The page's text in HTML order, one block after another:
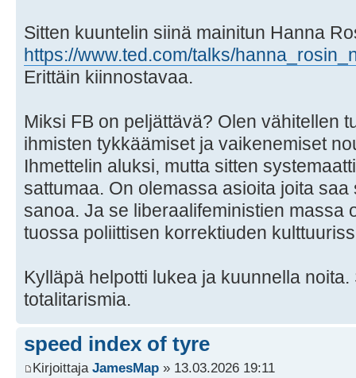
Sitten kuuntelin siinä mainitun Hanna
https://www.ted.com/talks/
Erittäin kiinnostavaa.
Miksi FB on peljättävä? Olen vähitellen
ihmisten tykkäämiset ja vaikenemiset
Ihmettelin aluksi, mutta sitten
sattumaa. On olemassa asioita joita
sanoa. Ja se liberaalifeministien massa
tuossa poliittisen korrektiuden
Kylläpä helpotti lukea ja kuunnella
totalitarismia.
speed index of tyre
Kirjoittaja JamesMap » 13.03.2026 19:11